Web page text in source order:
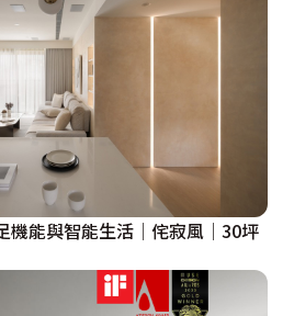
機能與智能生活│侘寂風│30坪